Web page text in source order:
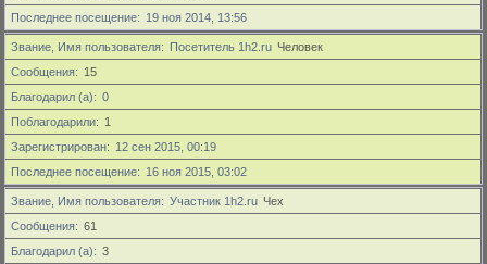
Последнее посещение
19 ноя 2014, 13:56
Звание, Имя пользователя Посетитель 1h2.ru Человек
Сообщения
15
Благодарил (а)
0
Поблагодарили
1
Зарегистрирован
12 сен 2015, 00:19
Последнее посещение
16 ноя 2015, 03:02
Звание, Имя пользователя Участник 1h2.ru Чех
Сообщения
61
Благодарил (а)
3